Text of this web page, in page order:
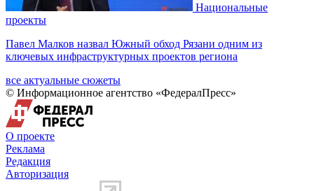
Национальные
проекты
Павел Малков назвал Южный обход Рязани одним из
ключевых инфраструктурных проектов региона
все актуальные сюжеты
© Информационное агентство «ФедералПресс»
О проекте
Реклама
Редакция
Авторизация